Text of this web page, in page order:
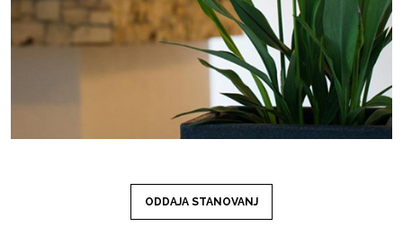
ODDAJA STANOVANJ